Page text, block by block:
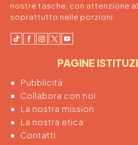
nostre tasche, con attenzione
soprattutto nelle porzioni.
PAGINE
Pubblicità
Collabora con noi
La nostra mission
La nostra etica
Contatti